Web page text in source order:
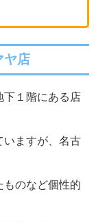
ヤ店
下１階にある店
いますが、名古
ものなど個性的